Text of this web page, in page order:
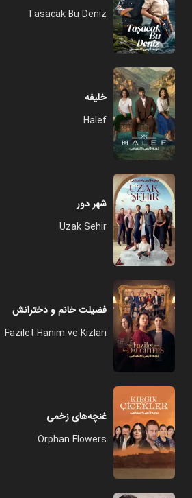
Tasacak Bu Deniz
خلیفه
Halef
شهر دور
Uzak Sehir
فضیلت خانم و دخترانش
Fazilet Hanim ve Kizlari
غنچه‌های زخمی
Orphan Flowers